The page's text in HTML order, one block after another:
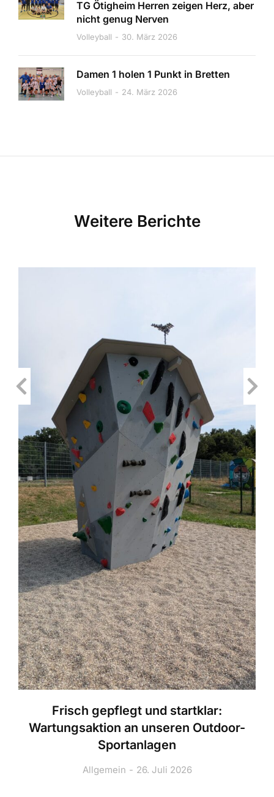
TG Ötigheim Herren zeigen Herz, aber
nicht genug Nerven
Volleyball 30. März 2026
Damen 1 holen 1 Punkt in Bretten
Volleyball 24. März 2026
Weitere Berichte
Frisch gepflegt und startklar:
Wartungsaktion an unseren Outdoor-
Sportanlagen
Allgemein 26. Juli 2026